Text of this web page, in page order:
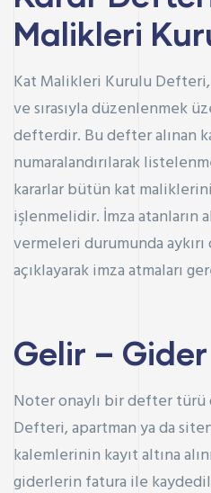
Malikleri
Kat Malikleri Kurulu Defteri,
ve sırasıyla düzenlenmek
defterdir. Bu defter alınan
numaralandırılarak
kararlar bütün kat
işlenmelidir. İmza atanların
vermeleri durumunda
açıklayarak imza atmaları
Gelir –
Noter onaylı bir defter türü
Defteri, apartman ya da
kalemlerinin kayıt altına
giderlerin fatura ile